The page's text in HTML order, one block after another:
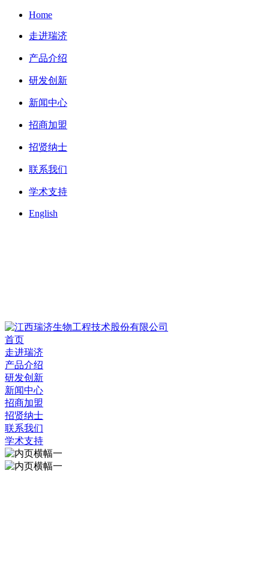
Home
走进瑞济
产品介绍
研发创新
新闻中心
招商加盟
招贤纳士
联系我们
学术支持
English
首页
走进瑞济
产品介绍
研发创新
新闻中心
招商加盟
招贤纳士
联系我们
学术支持